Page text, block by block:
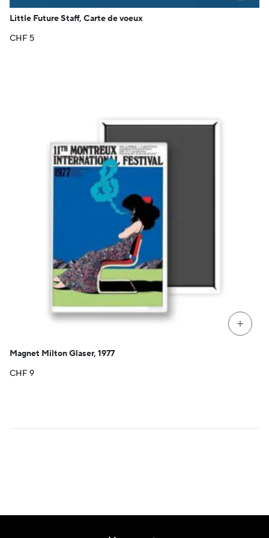
Little Future Staff, Carte de voeux
CHF 5
+
Magnet Milton Glaser, 1977
CHF9